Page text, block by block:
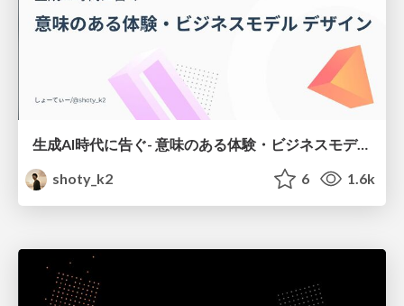
生成AI時代に告ぐ- 意味のある体験・ビジネスモデル デザイン
shoty_k2
6 1.6k